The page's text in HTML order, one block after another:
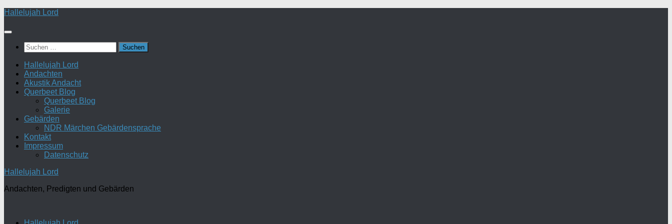
Zum
springen
Hallelujah Lord
Suchen
nach:
Hallelujah Lord
Andachten
Akustik Andacht
Querbeet Blog
Querbeet Blog
Galerie
Gebärden
NDR Märchen Gebärdensprache
Kontakt
Impressum
Datenschutz
Hallelujah Lord
Andachten, Predigten und Gebärden